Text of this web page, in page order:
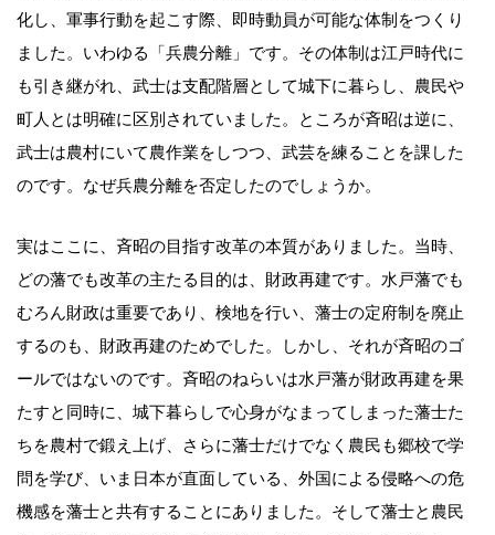
化し、軍事行動を起こす際、即時動員が可能な体制をつくり
ました。いわゆる「兵農分離」です。その体制は江戸時代に
も引き継がれ、武士は支配階層として城下に暮らし、農民や
町人とは明確に区別されていました。ところが斉昭は逆に、
武士は農村にいて農作業をしつつ、武芸を練ることを課した
のです。なぜ兵農分離を否定したのでしょうか。
実はここに、斉昭の目指す改革の本質がありました。当時、
どの藩でも改革の主たる目的は、財政再建です。水戸藩でも
むろん財政は重要であり、検地を行い、藩士の定府制を廃止
するのも、財政再建のためでした。しかし、それが斉昭のゴ
ールではないのです。斉昭のねらいは水戸藩が財政再建を果
たすと同時に、城下暮らしで心身がなまってしまった藩士た
ちを農村で鍛え上げ、さらに藩士だけでなく農民も郷校で学
問を学び、いま日本が直面している、外国による侵略への危
機感を藩士と共有することにありました。そして藩士と農民